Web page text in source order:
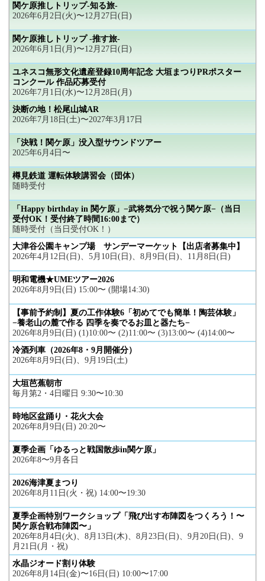
関ケ原推しトリップ-知る旅-
2026年6月2日(火)〜12月27日(日)
関ケ原推しトリップ -推す旅-
2026年6月1日(月)〜12月27日(日)
ユネスコ無形文化遺産登録10周年記念 大垣まつりPRポスター
コンクール 作品応募受付
2026年7月1日(水)〜12月28日(月)
決断の地！松尾山城AR
2026年7月18日(土)〜2027年3月17日
「決戦！関ケ原」没入型サウンドツアー
2025年6月4日〜
樽見鉄道 運転体験講習会（団体）
随時受付
「Happy birthday in 関ケ原」−武将気分で祝う関ケ原−（当日
受付OK！受付終了時間16:00まで）
随時受付（当日受付OK！）
大津谷公園キャンプ場 サンデーマーケット【出店者募集中】
2026年4月12日(日)、5月10日(日)、8月9日(日)、11月8日(日)
明和電機★UMEツアー2026
2026年8月9日(日) 15:00〜 (開場14:30)
【事前予約制】夏の工作体験6「初めてでも簡単！陶芸体験」
−養老山の麓で作る 四季を奏でるお皿と器たち−
2026年8月9日(日) (1)10:00〜 (2)11:00〜 (3)13:00〜 (4)14:00〜
冷酒列車（2026年8・9月開催分）
2026年8月9日(日)、9月19日(土)
大垣芭蕉朝市
毎月第2・4日曜日 9:30〜10:30
時地区盆踊り・花火大会
2026年8月9日(日) 20:20〜
夏季企画「ゆるっと戦国散歩in関ケ原」
2026年8〜9月各日
2026海津夏まつり
2026年8月11日(火・祝) 14:00〜19:30
夏季企画特別ワークショップ「飛び出す布陣図をつくろう！〜
関ケ原合戦布陣図〜」
2026年8月4日(火)、8月13日(木)、8月23日(日)、9月20日(日)、9
月21日(月・祝)
水晶ジオード割り体験
2026年8月14日(金)〜16日(日) 10:00〜17:00